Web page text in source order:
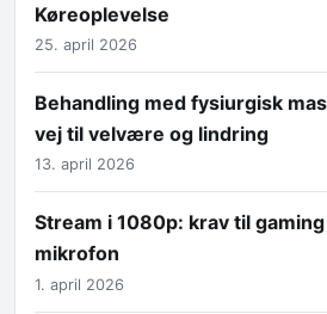
Køreoplevelse
25. april 2026
Behandling med fysiurgisk
vej til velvære og lindring
13. april 2026
Stream i 1080p: krav til
mikrofon
1. april 2026